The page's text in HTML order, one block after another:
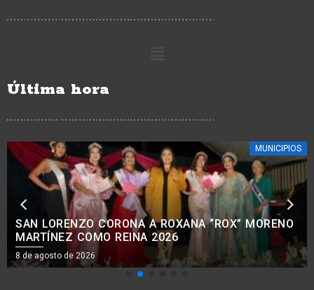
Última hora
ESTATALES
EE. UU. REANUDARÁ EXPORTACIÓN DE AGUACATE
A PARTIR DE MAÑANA 8 DE AGOSTO: BEDOLLA.
7 de agosto de 2026